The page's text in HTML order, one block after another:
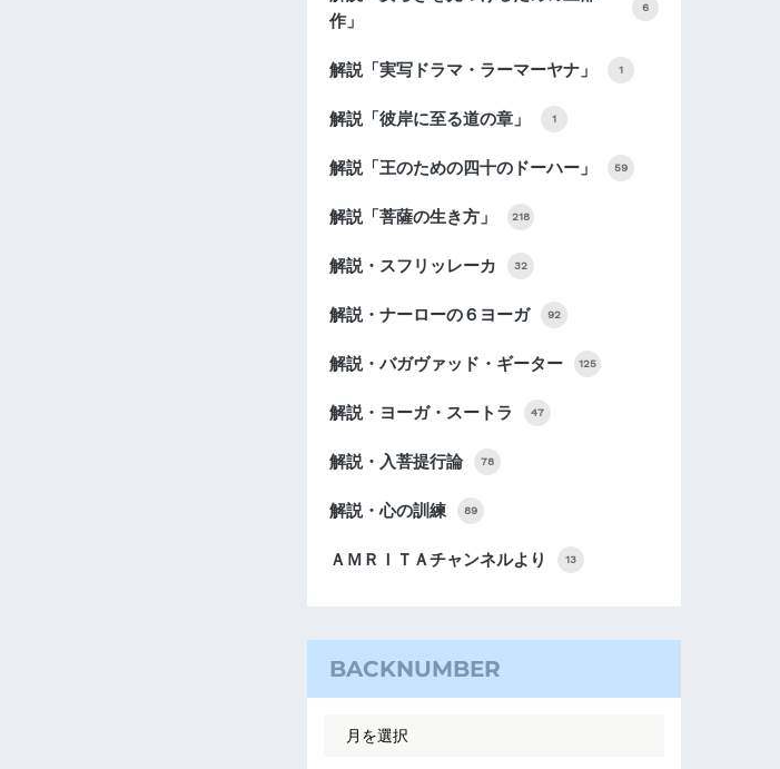
作」
6
解説「実写ドラマ・ラーマーヤナ」 1
解説「彼岸に至る道の章」 1
解説「王のための四十のドーハー」 59
解説「菩薩の生き方」 218
解説・スフリッレーカ 32
解説・ナーローの６ヨーガ 92
解説・バガヴァッド・ギーター 125
解説・ヨーガ・スートラ 47
解説・入菩提行論 78
解説・心の訓練 89
ＡＭＲＩＴＡチャンネルより 13
BACKNUMBER